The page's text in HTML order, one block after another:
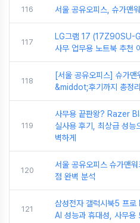
116 서울 공유오피스, 슈가맨
117
LG그램 17 (17Z90SU-
사무 업무용 노트북 추천
118
[서울 공유오피스] 슈가
&middot;후기까지 총정리
119
사무용 끝판왕? Razer
실사용 후기, 최상급 성능
벽하게
120
서울 공유오피스 슈가맨
점 완벽 분석
121
삼성전자 갤럭시북5 프
AI 성능과 휴대성, 사무용